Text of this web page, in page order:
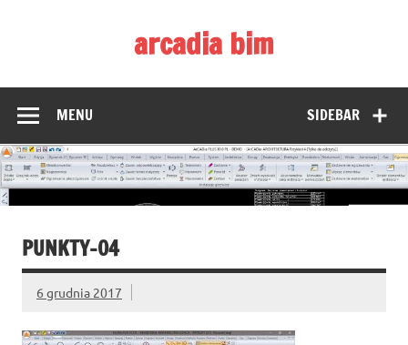
arcadia bim
SIDEBAR
MENU
PUNKTY-04
6 grudnia 2017